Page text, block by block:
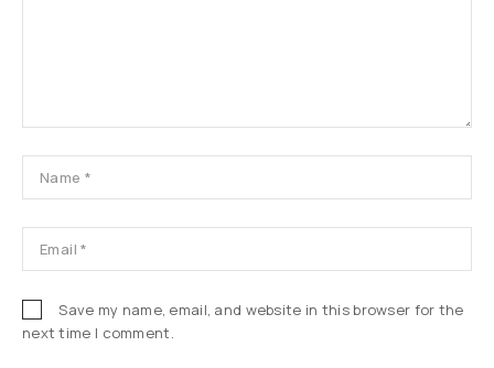
Save my name, email, and website in this browser for the
next time I comment.